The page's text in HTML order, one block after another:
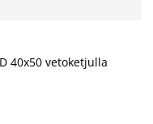
40x50 vetoketjulla